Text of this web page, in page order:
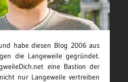
habe diesen Blog 2006 aus
die Langeweile gegründet.
eine Bastion der
nur Langeweile vertreiben